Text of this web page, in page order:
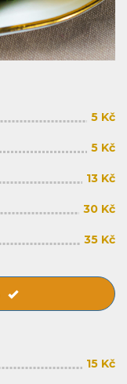
5 Kč
5 Kč
13 Kč
30 Kč
35 Kč
15 Kč